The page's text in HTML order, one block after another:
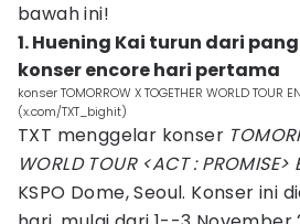
bawah ini!
1. Huening Kai turun dari
konser encore hari pertama
konser TOMORROW X TOGETHER WORLD TOUR
(x.com/TXT_bighit)
TXT menggelar konser
WORLD TOUR <ACT : PROMISE>
KSPO Dome, Seoul. Konser ini